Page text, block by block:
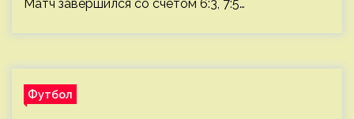
Матч завершился со счетом 6:3, 7:5…
Футбол